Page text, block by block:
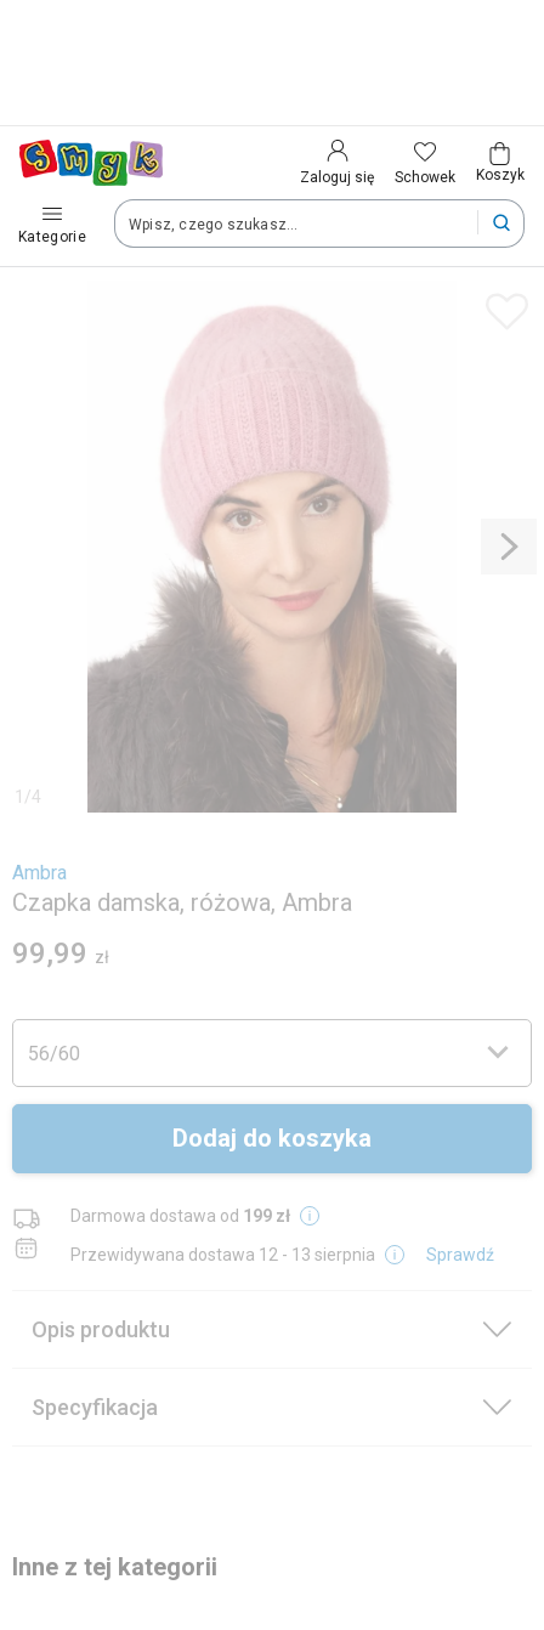
Zaloguj się Schowek Koszyk
Kategorie
Polska (Poland)
Twoje zamówienia dostarczymy na teren wybranego kraju.
Po zmianie kraju część produktów może zostać usunięta z
1 /4
Ambra
Czapka damska, różowa, Ambra
99,99 zł
56/60
Dodaj do koszyka
Darmowa dostawa od 199 zł
Przewidywana dostawa 12 - 13 sierpnia Sprawdź
Opis produktu
Specyfikacja
Inne z tej kategorii